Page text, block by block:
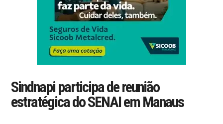
Sindnapi participa de reunião
estratégica do SENAI em Manaus